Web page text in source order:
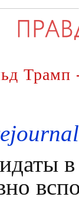
Трамп